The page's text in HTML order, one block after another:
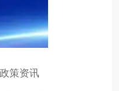
政策资讯